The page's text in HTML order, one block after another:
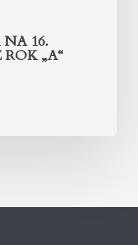
16.
„A“